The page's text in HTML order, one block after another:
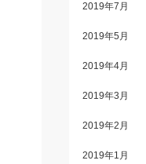
2019年7月
2019年5月
2019年4月
2019年3月
2019年2月
2019年1月